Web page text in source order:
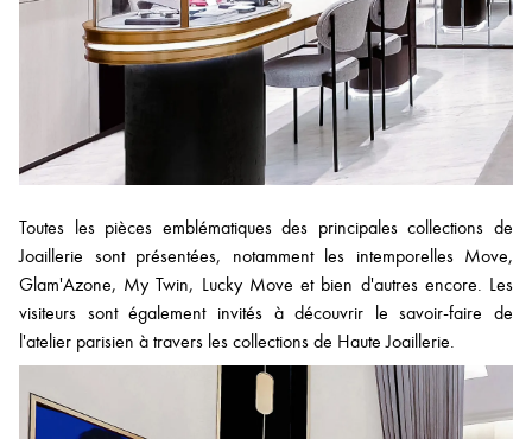
Toutes les pièces emblématiques des principales collections de
Joaillerie sont présentées, notamment les intemporelles Move,
Glam'Azone, My Twin, Lucky Move et bien d'autres encore. Les
visiteurs sont également invités à découvrir le savoir-faire de
l'atelier parisien à travers les collections de Haute Joaillerie.